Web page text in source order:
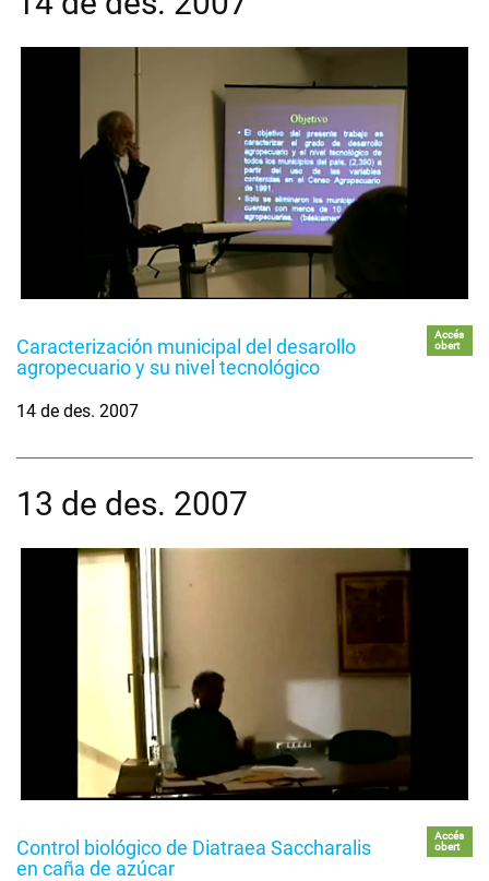
Caracterización municipal del desarollo
agropecuario y su nivel tecnológico
Accés
obert
14 de des. 2007
13 de des. 2007
Control biológico de Diatraea Saccharalis
en caña de azúcar
Accés
obert